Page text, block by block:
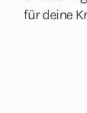
für deine